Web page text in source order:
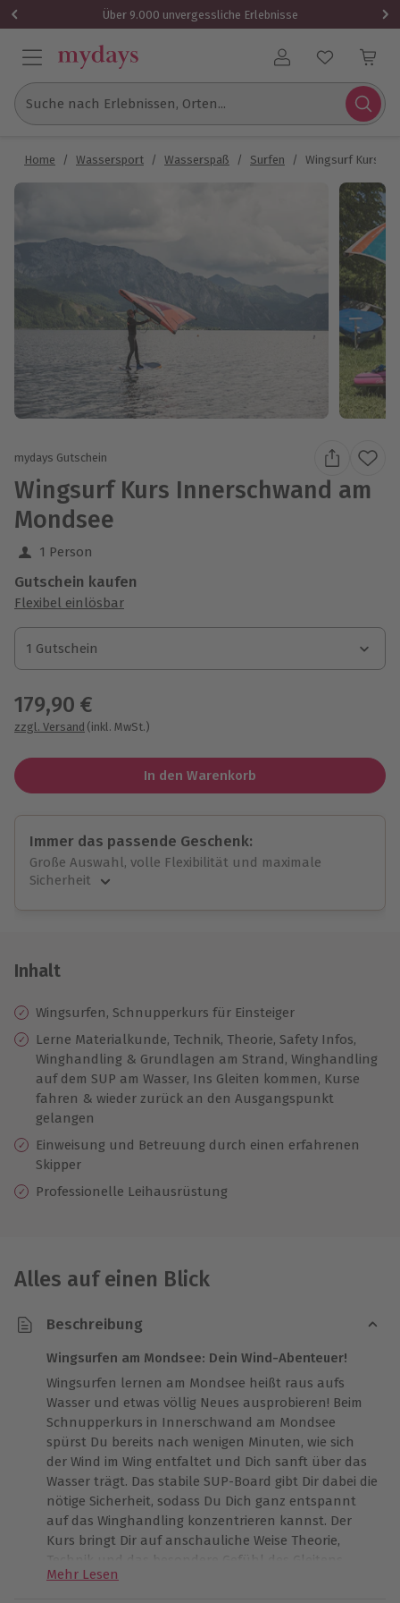
Über 9.000 unvergessliche Erlebnisse
Benutzerkonto
Suche nach Erlebnissen, Orten...
Home / Wassersport / Wasserspaß / Surfen / Wingsurf Kurs
mydays Gutschein
Wingsurf Kurs Innerschwand am
Mondsee
1 Person
Gutschein kaufen
Flexibel einlösbar
1 Gutschein
1 Gutschein
1 Gutschein
179,90 €
zzgl. Versand (inkl. MwSt.)
In den Warenkorb
Immer das passende Geschenk:
Große Auswahl, volle Flexibilität und maximale
Sicherheit
Jeder Gutschein für alle Erlebnisse einlösbar.
10 Jahre gültig & verlängerbar.
Inhalt
Wingsurfen, Schnupperkurs für Einsteiger
Lerne Materialkunde, Technik, Theorie, Safety Infos,
Winghandling & Grundlagen am Strand, Winghandling
auf dem SUP am Wasser, Ins Gleiten kommen, Kurse
fahren & wieder zurück an den Ausgangspunkt
gelangen
Einweisung und Betreuung durch einen erfahrenen
Skipper
Professionelle Leihausrüstung
Alles auf einen Blick
Beschreibung
Wingsurfen am Mondsee: Dein Wind-Abenteuer!
Wingsurfen lernen am Mondsee heißt raus aufs
Wasser und etwas völlig Neues ausprobieren! Beim
Schnupperkurs in Innerschwand am Mondsee
spürst Du bereits nach wenigen Minuten, wie sich
der Wind im Wing entfaltet und Dich sanft über das
Wasser trägt. Das stabile SUP-Board gibt Dir dabei die
nötige Sicherheit, sodass Du Dich ganz entspannt
auf das Winghandling konzentrieren kannst. Der
Kurs bringt Dir auf anschauliche Weise Theorie,
Technik und das besondere Gefühl des Gleitens
näher – begleitet von erfahrenen Instruktoren, die
Mehr Lesen